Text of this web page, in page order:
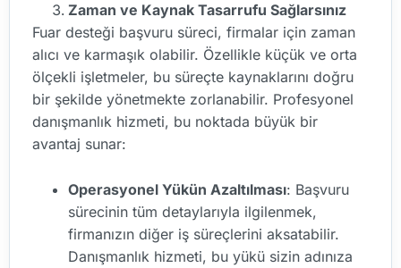
Zaman ve Kaynak Tasarrufu Sağlarsınız
Fuar desteği başvuru süreci, firmalar için zaman
alıcı ve karmaşık olabilir. Özellikle küçük ve orta
ölçekli işletmeler, bu süreçte kaynaklarını doğru
bir şekilde yönetmekte zorlanabilir. Profesyonel
danışmanlık hizmeti, bu noktada büyük bir
avantaj sunar:
Operasyonel Yükün Azaltılması: Başvuru
sürecinin tüm detaylarıyla ilgilenmek,
firmanızın diğer iş süreçlerini aksatabilir.
Danışmanlık hizmeti, bu yükü sizin adınıza